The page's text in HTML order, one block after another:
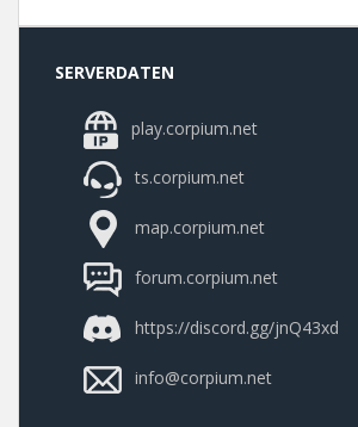
SERVERDATEN
play.corpium.net
ts.corpium.net
map.corpium.net
forum.corpium.net
https://discord.gg/jnQ43xd
info@corpium.net